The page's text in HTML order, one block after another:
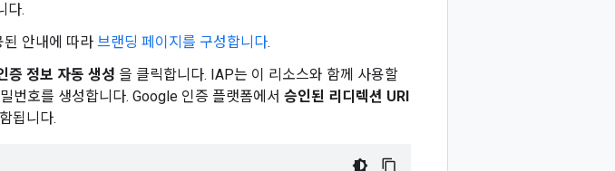
다.
된 안내에 따라 브랜딩 페이지를 구성합니다.
증 정보 자동 생성 을 클릭합니다. IAP는 이 리소스와 함께 사용할
번호를 생성합니다. Google 인증 플랫폼에서 승인된 리디렉션 URI
됩니다.